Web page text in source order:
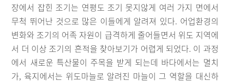
장에서 잡힌 조기는 연평도 조기 못지않게 여러 가지 면에서
무척 뛰어난 것으로 많은 이들에게 알려져 있다. 어업환경의
변화와 조기의 어족 자원이 급격하게 줄어들면서 위도 지역에
서 더 이상 조기의 흔적을 찾아보기가 어렵게 되었다. 이 과정
에서 새로운 특산물이 주목을 받게 되는데 바다에서는 멸치
가, 육지에서는 위도마늘로 알려진 마늘이 그 역할을 대신하